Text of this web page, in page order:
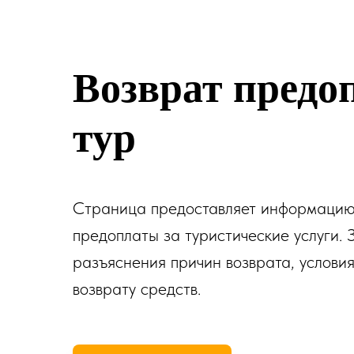
Возврат
тур
Страница предоставляет
предоплаты за туристические услуги.
разъяснения причин возврата,
возврату средств.